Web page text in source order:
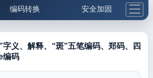
编码转换 安全加固
生活便民 更多工具
字义、解释、“斑”五笔编码、郑码、四
编码